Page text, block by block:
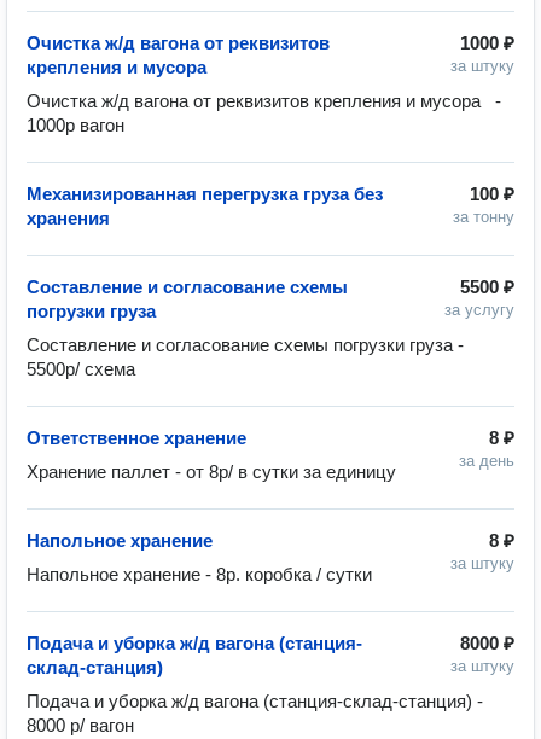
1000 ₽
за штуку
Очистка ж/д вагона от реквизитов
крепления и мусора
Очистка ж/д вагона от реквизитов крепления и мусора	 -
1000р вагон
100 ₽
за тонну
Механизированная перегрузка груза без
хранения
5500 ₽
за услугу
Составление и согласование схемы
погрузки груза
Составление и согласование схемы погрузки груза -
5500р/ схема
8 ₽
за день
Ответственное хранение
Хранение паллет - от 8р/ в сутки за единицу
8 ₽
за штуку
Напольное хранение
Напольное хранение - 8р. коробка / сутки
8000 ₽
за штуку
Подача и уборка ж/д вагона (станция-
склад-станция)
Подача и уборка ж/д вагона (станция-склад-станция) -
8000 р/ вагон